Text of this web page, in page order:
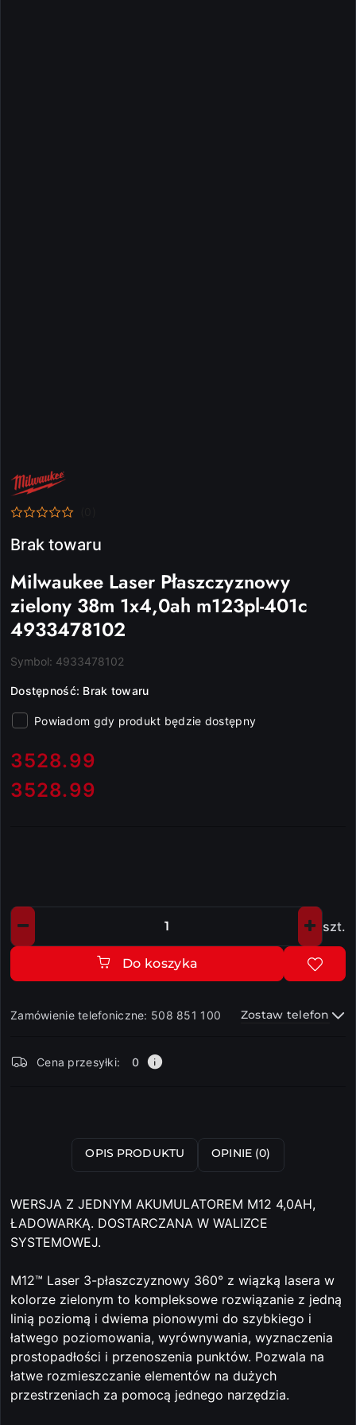
NAZWA
PRODUCENTA:
MILWAUKEE
Brak towaru
Milwaukee Laser Płaszczyznowy
zielony 38m 1x4,0ah m123pl-401c
4933478102
Symbol: 4933478102
Dostępność: Brak towaru
Powiadom gdy produkt będzie dostępny
cena:
3528.99
Cena:
3528.99
Ilość szt.
Do koszyka
Zamówienie telefoniczne: 508 851 100 Zostaw telefon
i
Cena przesyłki: 0
OPIS PRODUKTU OPINIE (0)
WERSJA Z JEDNYM AKUMULATOREM M12 4,0AH,
ŁADOWARKĄ. DOSTARCZANA W WALIZCE
SYSTEMOWEJ.
M12™ Laser 3-płaszczyznowy 360° z wiązką lasera w
kolorze zielonym to kompleksowe rozwiązanie z jedną
linią poziomą i dwiema pionowymi do szybkiego i
łatwego poziomowania, wyrównywania, wyznaczenia
prostopadłości i przenoszenia punktów. Pozwala na
łatwe rozmieszczanie elementów na dużych
przestrzeniach za pomocą jednego narzędzia.